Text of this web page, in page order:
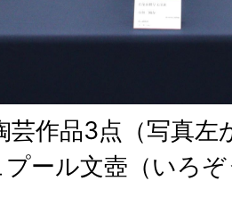
芸作品3点（写真左
プール文壺（いろ